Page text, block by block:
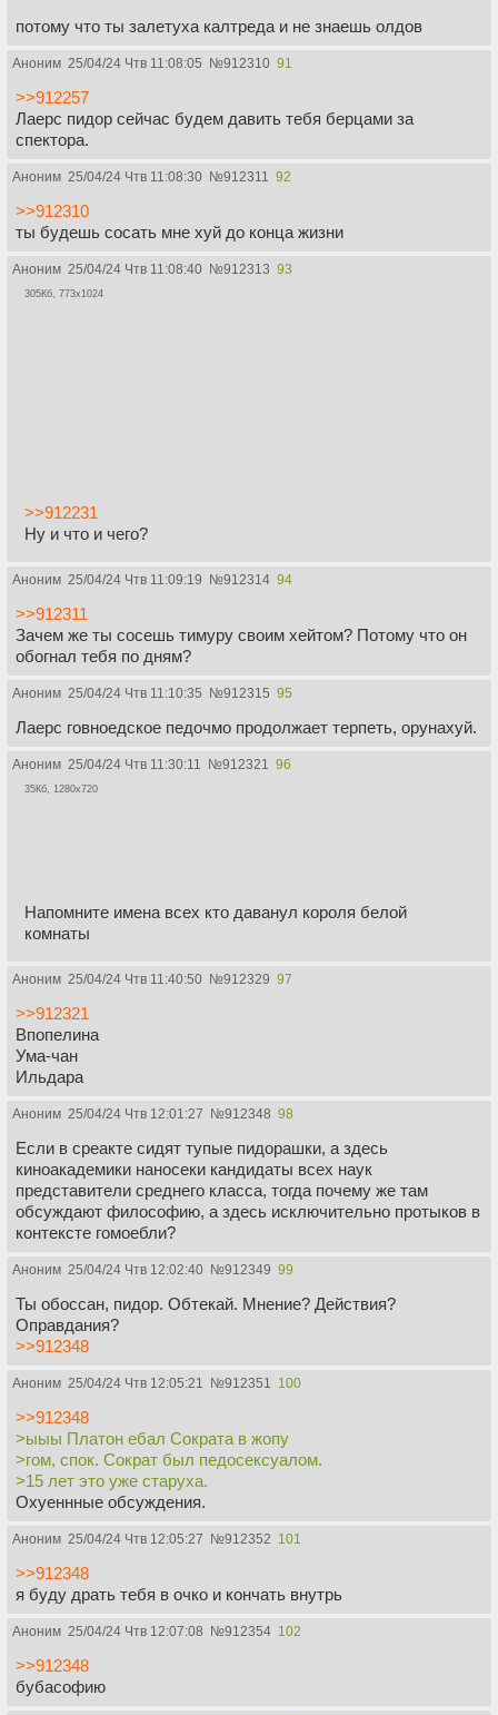
потому что ты залетуха калтреда и не знаешь олдов
Аноним 25/04/24 Чтв 11:08:05 №912310 91
>>912257
Лаерс пидор сейчас будем давить тебя берцами за
спектора.
Аноним 25/04/24 Чтв 11:08:30 №912311 92
>>912310
ты будешь сосать мне хуй до конца жизни
Аноним 25/04/24 Чтв 11:08:40 №912313 93
305Кб, 773x1024
>>912231
Ну и что и чего?
Аноним 25/04/24 Чтв 11:09:19 №912314 94
>>912311
Зачем же ты сосешь тимуру своим хейтом? Потому что он
обогнал тебя по дням?
Аноним 25/04/24 Чтв 11:10:35 №912315 95
Лаерс говноедское педочмо продолжает терпеть, орунахуй.
Аноним 25/04/24 Чтв 11:30:11 №912321 96
35Кб, 1280x720
Напомните имена всех кто даванул короля белой
комнаты
Аноним 25/04/24 Чтв 11:40:50 №912329 97
>>912321
Впопелина
Ума-чан
Ильдара
Аноним 25/04/24 Чтв 12:01:27 №912348 98
Если в среакте сидят тупые пидорашки, а здесь
киноакадемики наносеки кандидаты всех наук
представители среднего класса, тогда почему же там
обсуждают философию, а здесь исключительно протыков в
контексте гомоебли?
Аноним 25/04/24 Чтв 12:02:40 №912349 99
Ты обоссан, пидор. Обтекай. Мнение? Действия?
Оправдания?
>>912348
Аноним 25/04/24 Чтв 12:05:21 №912351 100
>>912348
>ыыы Платон ебал Сократа в жопу
>гом, спок. Сократ был педосексуалом.
>15 лет это уже старуха.
Охуеннные обсуждения.
Аноним 25/04/24 Чтв 12:05:27 №912352 101
>>912348
я буду драть тебя в очко и кончать внутрь
Аноним 25/04/24 Чтв 12:07:08 №912354 102
>>912348
бубасофию